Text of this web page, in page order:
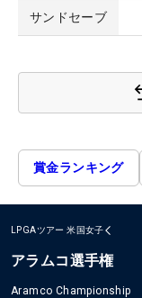
サンドセーブ
賞金ランキング
LPGAツアー 米国女子
アラムコ選手権
Aramco Championship